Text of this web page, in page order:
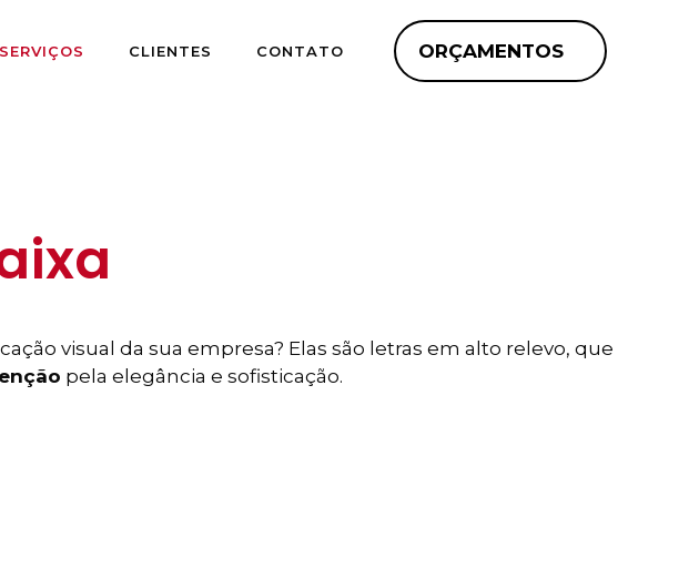
SERVIÇOS CLIENTES CONTATO ORÇAMENTOS
visual da sua empresa? Elas são letras em alto relevo, que
pela elegância e sofisticação.